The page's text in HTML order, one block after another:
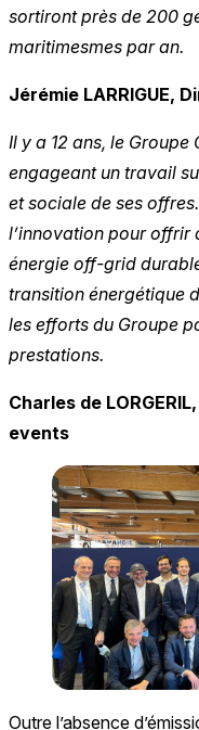
sortiront près de 200
maritimesmes par an.
Jérémie LARRIGUE,
Il y a 12 ans, le Groupe
engageant un travail
et sociale de ses
l’innovation pour offrir
énergie off-grid
transition énergétique
les efforts du Groupe
prestations.
Charles de
events
Outre l’absence